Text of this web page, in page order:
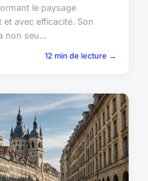
le paysage
avec efficacité. Son
non seu...
12 min de lecture →